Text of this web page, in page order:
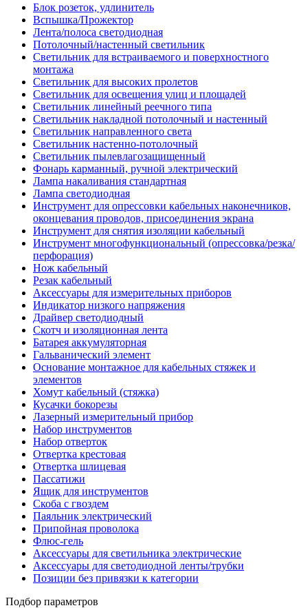
Блок розеток, удлинитель
Вспышка/Прожектор
Лента/полоса светодиодная
Потолочный/настенный светильник
Светильник для встраиваемого и поверхностного
монтажа
Светильник для высоких пролетов
Светильник для освещения улиц и площадей
Светильник линейный реечного типа
Светильник накладной потолочный и настенный
Светильник направленного света
Светильник настенно-потолочный
Светильник пылевлагозащищенный
Фонарь карманный, ручной электрический
Лампа накаливания стандартная
Лампа светодиодная
Инструмент для опрессовки кабельных наконечников,
оконцевания проводов, присоединения экрана
Инструмент для снятия изоляции кабельный
Инструмент многофункциональный (опрессовка/резка/
перфорация)
Нож кабельный
Резак кабельный
Аксессуары для измерительных приборов
Индикатор низкого напряжения
Драйвер светодиодный
Скотч и изоляционная лента
Батарея аккумуляторная
Гальванический элемент
Основание монтажное для кабельных стяжек и
элементов
Хомут кабельный (стяжка)
Кусачки бокорезы
Лазерный измерительный прибор
Набор инструментов
Набор отверток
Отвертка крестовая
Отвертка шлицевая
Пассатижи
Ящик для инструментов
Скоба с гвоздем
Паяльник электрический
Припойная проволока
Флюс-гель
Аксессуары для светильника электрические
Аксессуары для светодиодной ленты/трубки
Позиции без привязки к категории
Подбор параметров